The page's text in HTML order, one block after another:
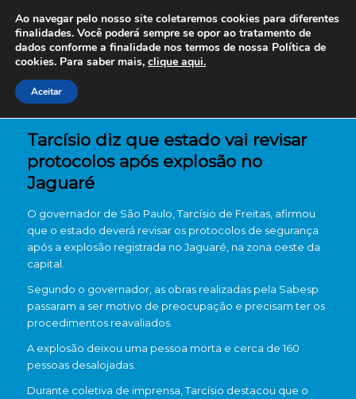
Tarcísio diz que estado vai revisar
protocolos após explosão no
Jaguaré
O governador de São Paulo ,Tarcísio de Freitas, afirmou
que o estado deverá revisar os protocolos de segurança
após a explosão registrada no Jaguaré, na zona oeste da
capital.
Segundo o governador, as obras realizadas pela Sabesp
passaram a ser motivo de preocupação e precisam ter os
procedimentos reavaliados.
A explosão deixou uma pessoa morta e cerca de 160
pessoas desalojadas.
Durante coletiva de imprensa, Tarcísio destacou que o
Ao navegar pelo nosso site coletaremos cookies para diferentes
finalidades. Você poderá sempre se opor ao tratamento de
dados conforme a finalidade nos termos de nossa Política de
cookies. Para saber mais, clique aqui.
Aceitar